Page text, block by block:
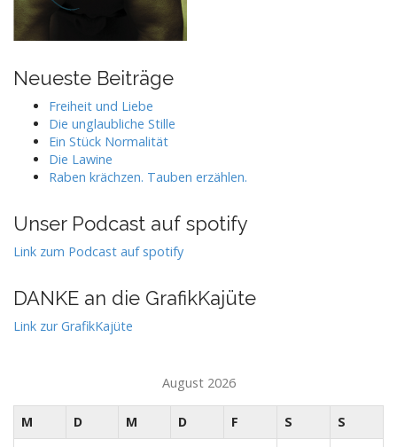
Neueste Beiträge
Freiheit und Liebe
Die unglaubliche Stille
Ein Stück Normalität
Die Lawine
Raben krächzen. Tauben erzählen.
Unser Podcast auf spotify
Link zum Podcast auf spotify
DANKE an die GrafikKajüte
Link zur GrafikKajüte
August 2026
M D M D F S
S